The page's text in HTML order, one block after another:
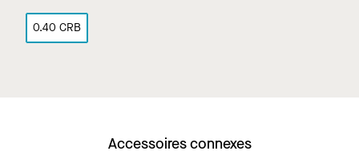
0.40 CRB
Accessoires connexes